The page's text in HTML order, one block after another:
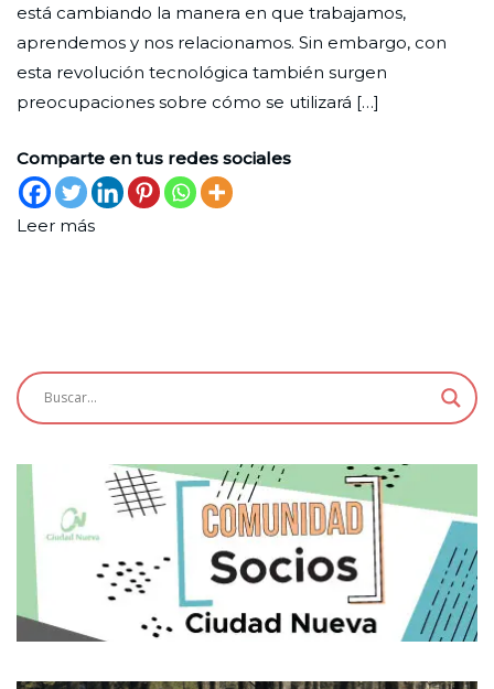
potencial
para
fortalecer
los
humanos
está cambiando la manera en que trabajamos,
aprendemos y nos relacionamos. Sin embargo, con
esta revolución tecnológica también surgen
preocupaciones sobre cómo se utilizará […]
Comparte en tus redes sociales
Leer más